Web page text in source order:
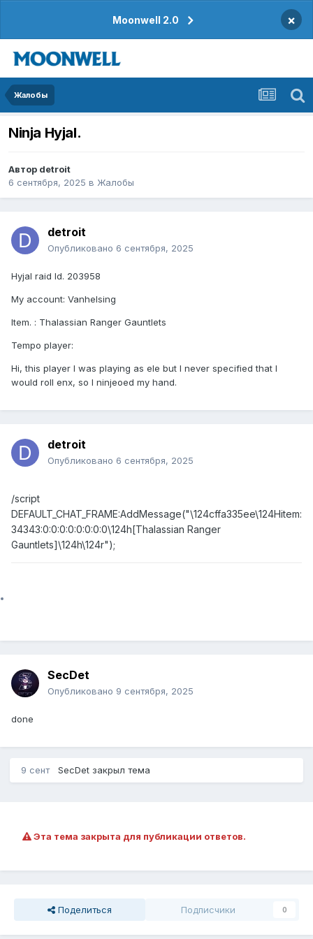
Moonwell 2.0 ×
Жалобы
Ninja Hyjal.
Автор detroit
6 сентября, 2025 в Жалобы
detroit
Опубликовано 6 сентября, 2025
Hyjal raid Id. 203958
My account: Vanhelsing
Item. : Thalassian Ranger Gauntlets
Tempo player:
Hi, this player I was playing as ele but I never specified that I
would roll enx, so I ninjeoed my hand.
detroit
Опубликовано 6 сентября, 2025
/script
DEFAULT_CHAT_FRAME:AddMessage("\124cffa335ee\124Hitem:
34343:0:0:0:0:0:0:0:0\124h[Thalassian Ranger
Gauntlets]\124h\124r");
SecDet
Опубликовано 9 сентября, 2025
done
9 сент SecDet закрыл тема
Эта тема закрыта для публикации ответов.
Поделиться Подписчики 0